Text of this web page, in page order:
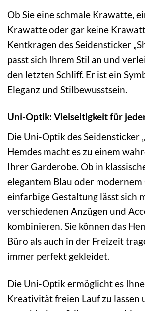
Ob Sie eine schmale Krawatte,
Krawatte oder gar keine
Kentkragen des Seidensticker
passt sich Ihrem Stil an und
den letzten Schliff. Er ist ein
Eleganz und Stilbewusstsein.
Uni-Optik: Vielseitigkeit für
Die Uni-Optik des Seidensticker
Hemdes macht es zu einem
Ihrer Garderobe. Ob in
elegantem Blau oder modernem
einfarbige Gestaltung lässt sich
verschiedenen Anzügen und
kombinieren. Sie können das
Büro als auch in der Freizeit
immer perfekt gekleidet.
Die Uni-Optik ermöglicht es
Kreativität freien Lauf zu lassen